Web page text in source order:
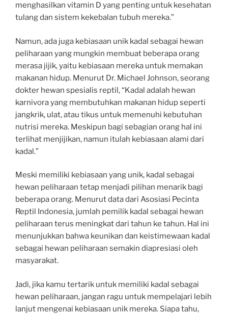
menghasilkan vitamin D yang penting untuk kesehatan
tulang dan sistem kekebalan tubuh mereka.”
Namun, ada juga kebiasaan unik kadal sebagai hewan
peliharaan yang mungkin membuat beberapa orang
merasa jijik, yaitu kebiasaan mereka untuk memakan
makanan hidup. Menurut Dr. Michael Johnson, seorang
dokter hewan spesialis reptil, “Kadal adalah hewan
karnivora yang membutuhkan makanan hidup seperti
jangkrik, ulat, atau tikus untuk memenuhi kebutuhan
nutrisi mereka. Meskipun bagi sebagian orang hal ini
terlihat menjijikan, namun itulah kebiasaan alami dari
kadal.”
Meski memiliki kebiasaan yang unik, kadal sebagai
hewan peliharaan tetap menjadi pilihan menarik bagi
beberapa orang. Menurut data dari Asosiasi Pecinta
Reptil Indonesia, jumlah pemilik kadal sebagai hewan
peliharaan terus meningkat dari tahun ke tahun. Hal ini
menunjukkan bahwa keunikan dan keistimewaan kadal
sebagai hewan peliharaan semakin diapresiasi oleh
masyarakat.
Jadi, jika kamu tertarik untuk memiliki kadal sebagai
hewan peliharaan, jangan ragu untuk mempelajari lebih
lanjut mengenai kebiasaan unik mereka. Siapa tahu,